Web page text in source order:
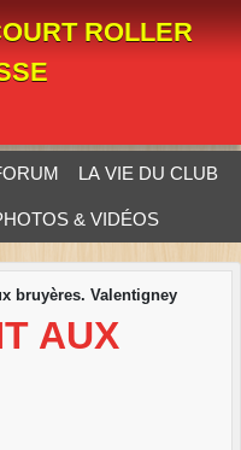
ROLLER
LA VIE DU CLUB
& VIDÉOS
bruyères. Valentigney
AUX